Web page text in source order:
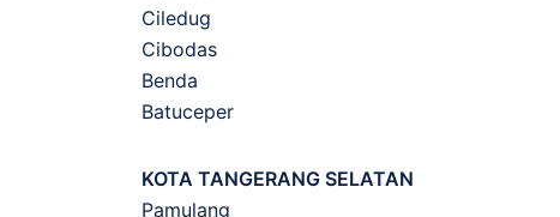
Ciledug
Cibodas
Benda
Batuceper
KOTA TANGERANG SELATAN
Pamulang